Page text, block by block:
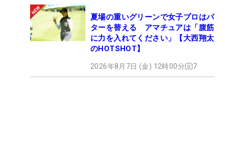
夏場の重いグリーンで女子プロはパ
ターを替える アマチュアは「腹筋
に力を入れてください」【大西翔太
のHOTSHOT】
2026年8月7日 (金) 12時00分 7